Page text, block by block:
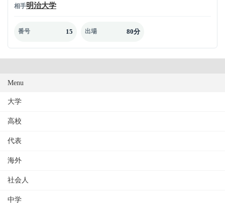
相手明治大学
番号 15 出場 80分
Menu
大学
高校
代表
海外
社会人
中学